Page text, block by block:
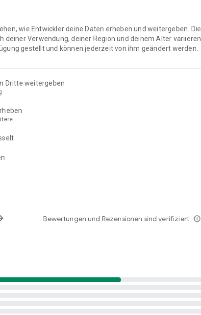
wie Entwickler deine Daten erheben und weitergeben. Die
Verwendung, deiner Region und deinem Alter variieren.
gestellt und können jederzeit von ihm geändert werden.
Dritte weitergeben
Bewertungen und Rezensionen sind verifiziert info_outline